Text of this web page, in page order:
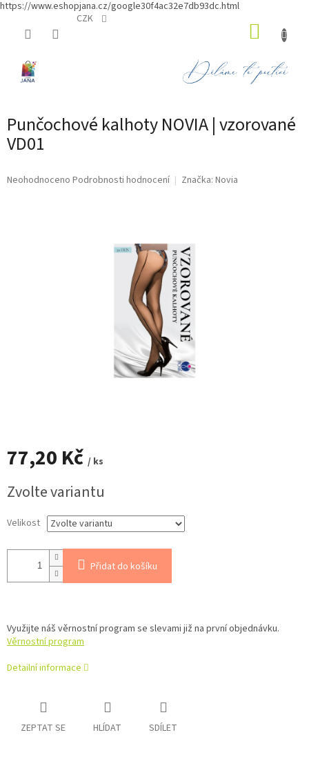
https://www.eshopjana.cz/google30f4ac32e7db93dc.html
CZK
Punčochové kalhoty NOVIA | vzorované
VD01
Průměrné
Neohodnoceno Podrobnosti hodnocení Značka: Novia
77,20 Kč / ks
cena:
Zvolte variantu
Velikost
Přidat do košíku
Využijte náš věrnostní program se slevami již na první objednávku.
Věrnostní program
Detailní informace
ZEPTAT SE HLÍDAT SDÍLET